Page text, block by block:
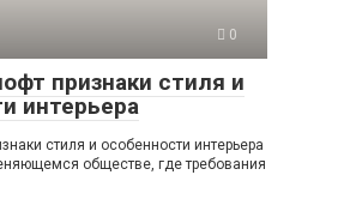
0
признаки стиля и
интерьера
стиля и особенности интерьера
обществе, где требования